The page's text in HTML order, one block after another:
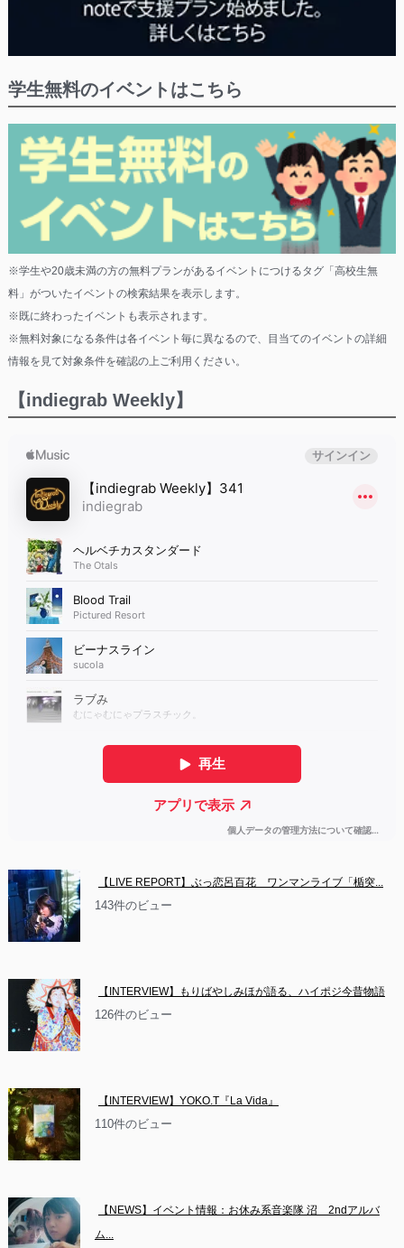
学生無料のイベントはこちら
※学生や20歳未満の方の無料プランがあるイベントにつけるタグ「高校生無
料」がついたイベントの検索結果を表示します。
※既に終わったイベントも表示されます。
※無料対象になる条件は各イベント毎に異なるので、目当てのイベントの詳細
情報を見て対象条件を確認の上ご利用ください。
【indiegrab Weekly】
【LIVE REPORT】ぶっ恋呂百花　ワンマンライブ「楯突...
143件のビュー
【INTERVIEW】もりばやしみほが語る、ハイポジ今昔物語
126件のビュー
【INTERVIEW】YOKO.T『La Vida』
110件のビュー
【NEWS】イベント情報：お休み系音楽隊 沼　2ndアルバ
ム...